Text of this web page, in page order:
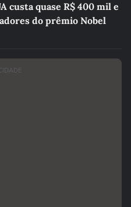
custa quase R$ 400 mil e
do prêmio Nobel